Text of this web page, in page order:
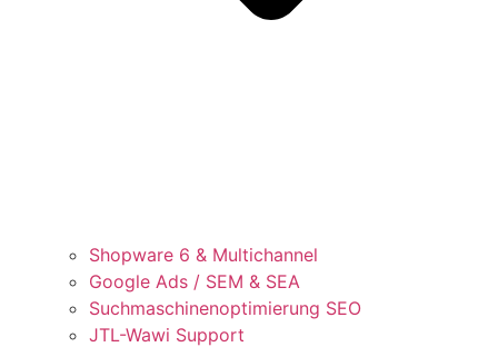
Shopware 6 & Multichannel
Google Ads / SEM & SEA
Suchmaschinenoptimierung SEO
JTL-Wawi Support